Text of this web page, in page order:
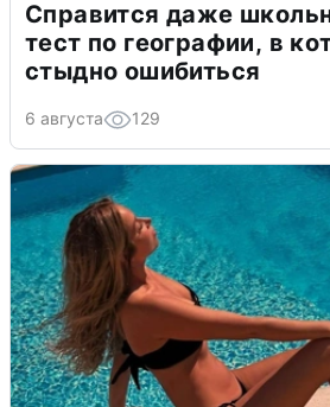
Справится даже
тест по географии, в
стыдно ошибиться
6 августа 129